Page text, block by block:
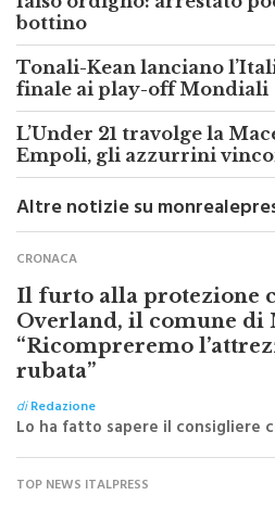
bottino
Tonali-Kean lanciano
finale ai play-off Mondiali
L’Under 21 travolge la
Empoli, gli azzurrini
Altre notizie su
CRONACA
Il furto alla protezione
Overland, il comune di
“Ricompreremo
rubata”
diRedazione
Lo ha fatto sapere il consigliere
TOP NEWS ITALPRESS